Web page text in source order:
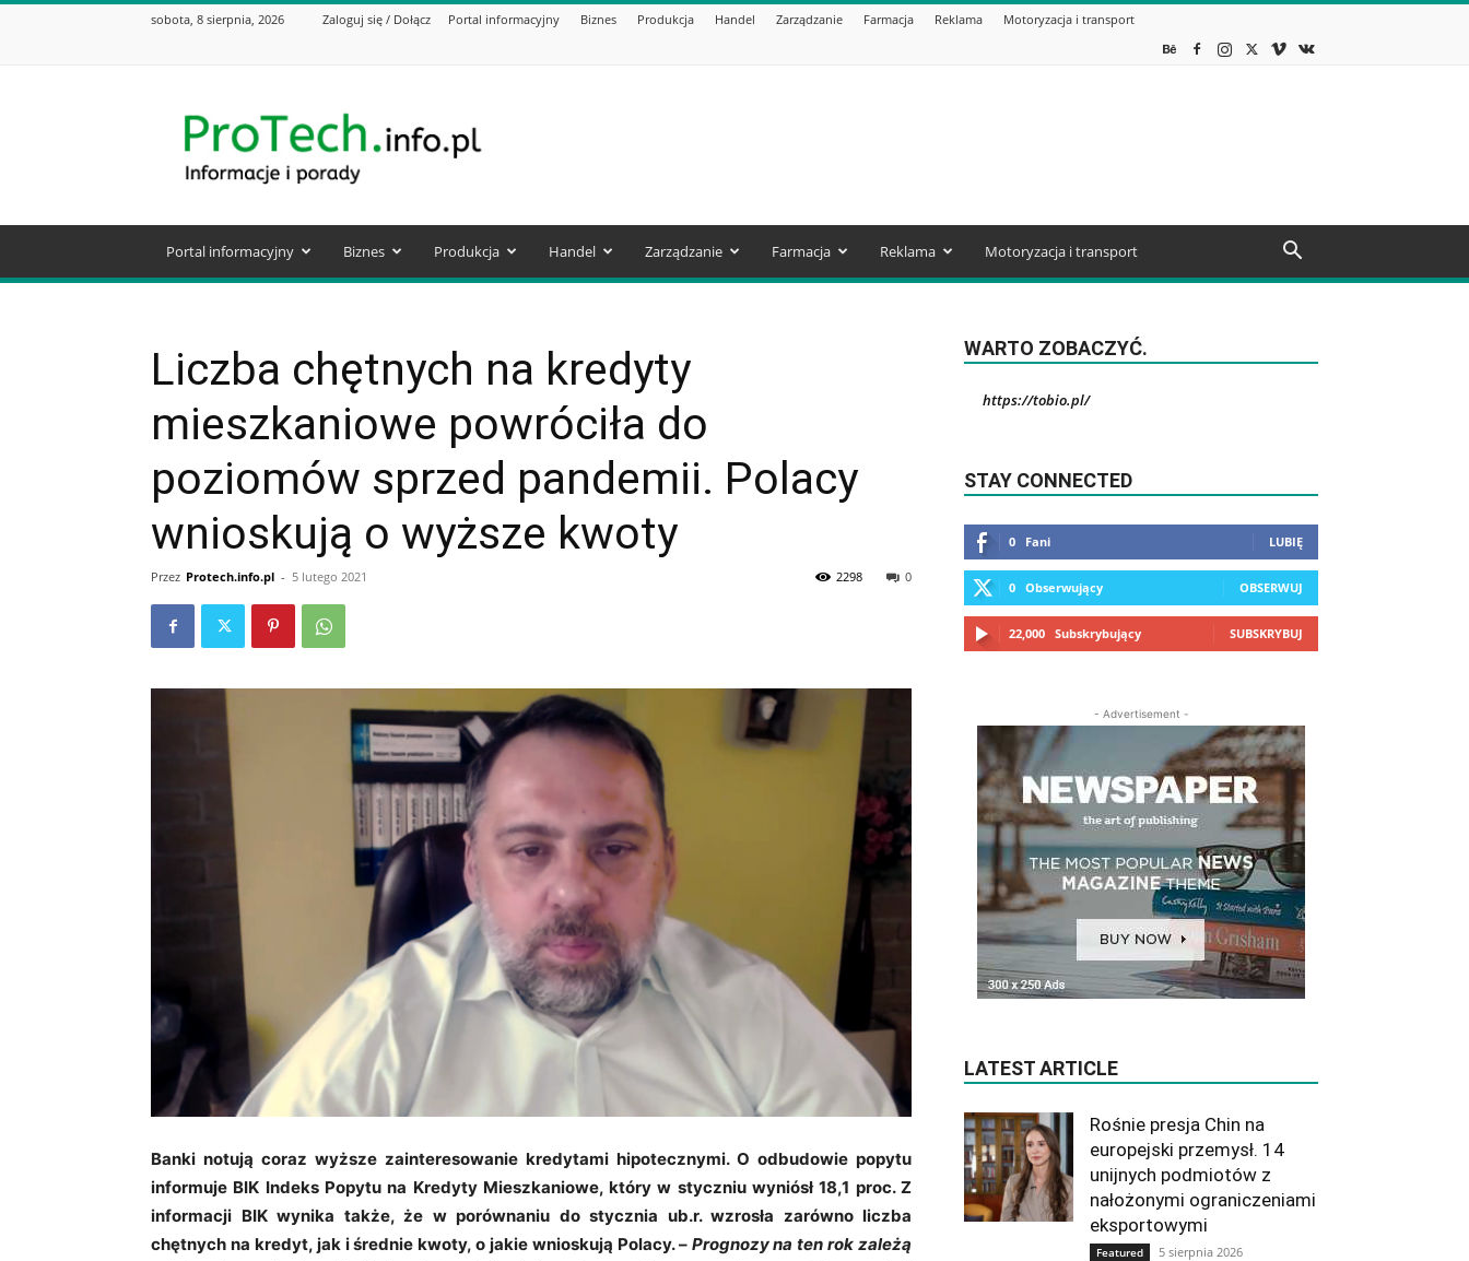
sobota, 8 sierpnia, 2026 Zaloguj się / Dołącz Portal informacyjny Biznes Produkcja Handel Zarządzanie Farmacja Reklama Motoryzacja i transport
Portal informacyjny Biznes Produkcja Handel Zarządzanie Farmacja Reklama Motoryzacja i transport
Liczba chętnych na kredyty
mieszkaniowe powróciła do
poziomów sprzed pandemii. Polacy
wnioskują o wyższe kwoty
Przez Protech.info.pl - 5 lutego 2021 0
2298
Banki notują coraz wyższe zainteresowanie kredytami hipotecznymi. O odbudowie popytu
informuje BIK Indeks Popytu na Kredyty Mieszkaniowe, który w styczniu wyniósł 18,1 proc. Z
informacji BIK wynika także, że w porównaniu do stycznia ub.r. wzrosła zarówno liczba
chętnych na kredyt, jak i średnie kwoty, o jakie wnioskują Polacy. – Prognozy na ten rok zależą
WARTO ZOBACZYĆ.
https://tobio.pl/
STAY CONNECTED
0 Fani LUBIĘ
0 Obserwujący OBSERWUJ
22,000 Subskrybujący SUBSKRYBUJ
- Advertisement -
LATEST ARTICLE
Rośnie presja Chin na
europejski przemysł. 14
unijnych podmiotów z
nałożonymi ograniczeniami
eksportowymi
Featured 5 sierpnia 2026